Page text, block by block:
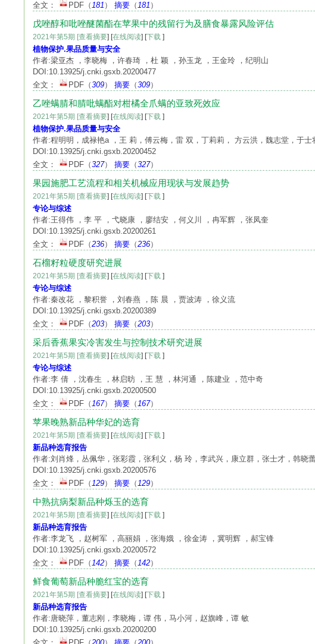
全文：
PDF （181 ） 摘要 （181 ）
戊唑醇和吡唑醚菌酯在苹果中的残留行为及膳食暴露风险评估
2021年第5期 [查看摘要] [在线阅读] [下载 ]
植物保护.果品质量与安全
作者:梁亚杰 ，李晓梅 ，许春琦 ，杜 颖 ，孙玉龙 ，王金玲 ，纪明山
DOI:10.13925/j.cnki.gsxb.20200477
全文：
PDF （309） 摘要 （309）
乙唑螨腈和腈吡螨酯对柑橘全爪螨的亚致死效应
2021年第5期 [查看摘要] [在线阅读] [下载 ]
植物保护.果品质量与安全
作者:程明明，成禄艳a ，王 莉，傅云梅，雷 双，丁莉莉， 方云洪，魏志堂，于士
DOI:10.13925/j.cnki.gsxb.20200452
全文：
PDF （327） 摘要 （327）
果园施肥工艺流程和相关机械应用现状与发展趋势
2021年第5期 [查看摘要] [在线阅读] [下载 ]
专论与综述
作者:王得伟 ，李 平 ，弋晓康 ，廖结安 ，何义川 ，冉军辉 ，张凤奎
DOI:10.13925/j.cnki.gsxb.20200261
全文：
PDF （236） 摘要 （236）
石榴籽粒硬度研究进展
2021年第5期 [查看摘要] [在线阅读] [下载 ]
专论与综述
作者:秦改花 ，黎积誉 ，刘春燕 ，陈 晨 ，贾波涛 ，徐义流
DOI:10.13925/j.cnki.gsxb.20200389
全文：
PDF （203） 摘要 （203）
采后香蕉果实冷害发生与控制技术研究进展
2021年第5期 [查看摘要] [在线阅读] [下载 ]
专论与综述
作者:李 倩 ，沈春生 ，林启昉 ，王 慧 ，林河通 ，陈建业 ，范中奇
DOI:10.13925/j.cnki.gsxb.20200500
全文：
PDF （167） 摘要 （167）
苹果晚熟新品种华妃的选育
2021年第5期 [查看摘要] [在线阅读] [下载 ]
新品种选育报告
作者:刘肖烽，丛佩华，张彩霞，张利义，杨 玲，李武兴，康立群，张士才，韩晓
DOI:10.13925/j.cnki.gsxb.20200576
全文：
PDF （129） 摘要 （129）
中熟抗病梨新品种烁玉的选育
2021年第5期 [查看摘要] [在线阅读] [下载 ]
新品种选育报告
作者:李龙飞 ，赵树军 ，高丽娟 ，张海娥 ，徐金涛 ，冀明辉 ，郝宝锋
DOI:10.13925/j.cnki.gsxb.20200572
全文：
PDF （142） 摘要 （142）
鲜食葡萄新品种脆红宝的选育
2021年第5期 [查看摘要] [在线阅读] [下载 ]
新品种选育报告
作者:唐晓萍，董志刚，李晓梅，谭 伟，马小河，赵旗峰，谭 敏
DOI:10.13925/j.cnki.gsxb.20200200